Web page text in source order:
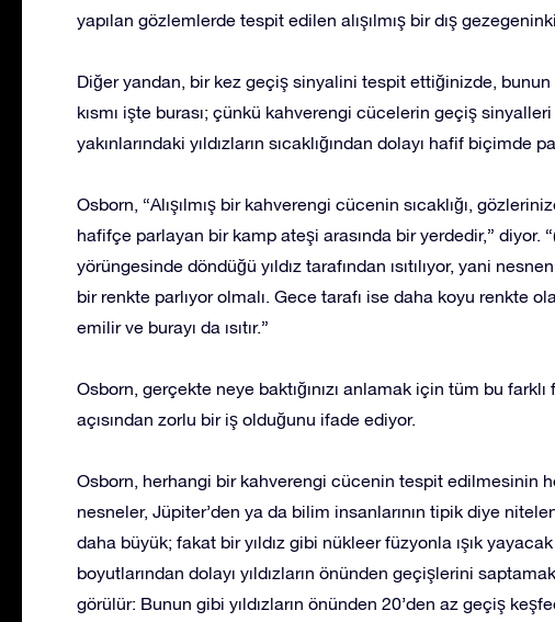
yapılan gözlemlerde tespit edilen alışılmış bir dış
Diğer yandan, bir kez geçiş sinyalini tespit ettiğinizde,
kısmı işte burası; çünkü kahverengi cücelerin geçiş
yakınlarındaki yıldızların sıcaklığından dolayı hafif biçimde
Osborn, “Alışılmış bir kahverengi cücenin sıcaklığı,
hafifçe parlayan bir kamp ateşi arasında bir yerdedir,” diyor.
yörüngesinde döndüğü yıldız tarafından ısıtılıyor, yani
bir renkte parlıyor olmalı. Gece tarafı ise daha koyu renkte
emilir ve burayı da ısıtır.”
Osborn, gerçekte neye baktığınızı anlamak için tüm bu
açısından zorlu bir iş olduğunu ifade ediyor.
Osborn, herhangi bir kahverengi cücenin tespit edilmesinin
nesneler, Jüpiter’den ya da bilim insanlarının tipik diye
daha büyük; fakat bir yıldız gibi nükleer füzyonla ışık
boyutlarından dolayı yıldızların önünden geçişlerini
görülür: Bunun gibi yıldızların önünden 20’den az geçiş